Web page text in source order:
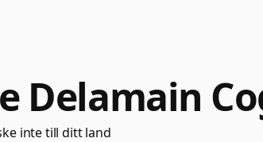
Delamain
inte till ditt land